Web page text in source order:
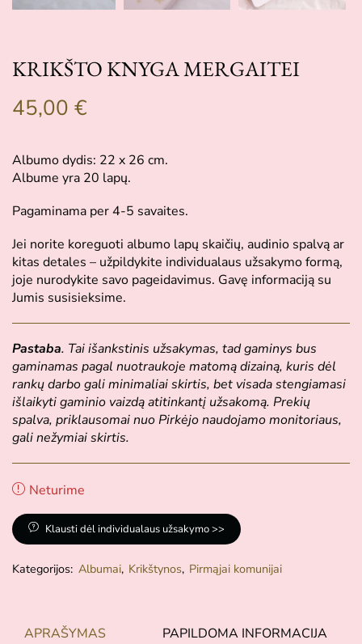
KRIKŠTO KNYGA MERGAITEI
45,00 €
Albumo dydis: 22 x 26 cm.
Albume yra 20 lapų.
Pagaminama per 4-5 savaites.
Jei norite koreguoti albumo lapų skaičių, audinio spalvą ar
kitas detales – užpildykite individualaus užsakymo formą,
joje nurodykite savo pageidavimus. Gavę informaciją su
Jumis susisieksime.
Pastaba. Tai išankstinis užsakymas, tad gaminys bus
gaminamas pagal nuotraukoje matomą dizainą, kuris dėl
rankų darbo gali minimaliai skirtis, bet visada stengiamasi
išlaikyti gaminio vaizdą atitinkantį užsakomą. Prekių
spalva, priklausomai nuo Pirkėjo naudojamo monitoriaus,
gali nežymiai skirtis.
Neturime
Klausti dėl individualaus užsakymo >>
Kategorijos: Albumai, Krikštynos, Pirmąjai komunijai
APRAŠYMAS PAPILDOMA INFORMACIJA